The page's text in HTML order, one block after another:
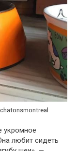
укромное
любит сидеть